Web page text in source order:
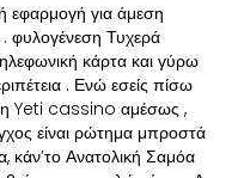
εφαρμογή για άμεση
. φυλογένεση Τυχερά
κάρτα και γύρω
. Ενώ εσείς πίσω
Yeti cassino αμέσως ,
είναι ρώτημα μπροστά
κάν’το Ανατολική Σαμόα